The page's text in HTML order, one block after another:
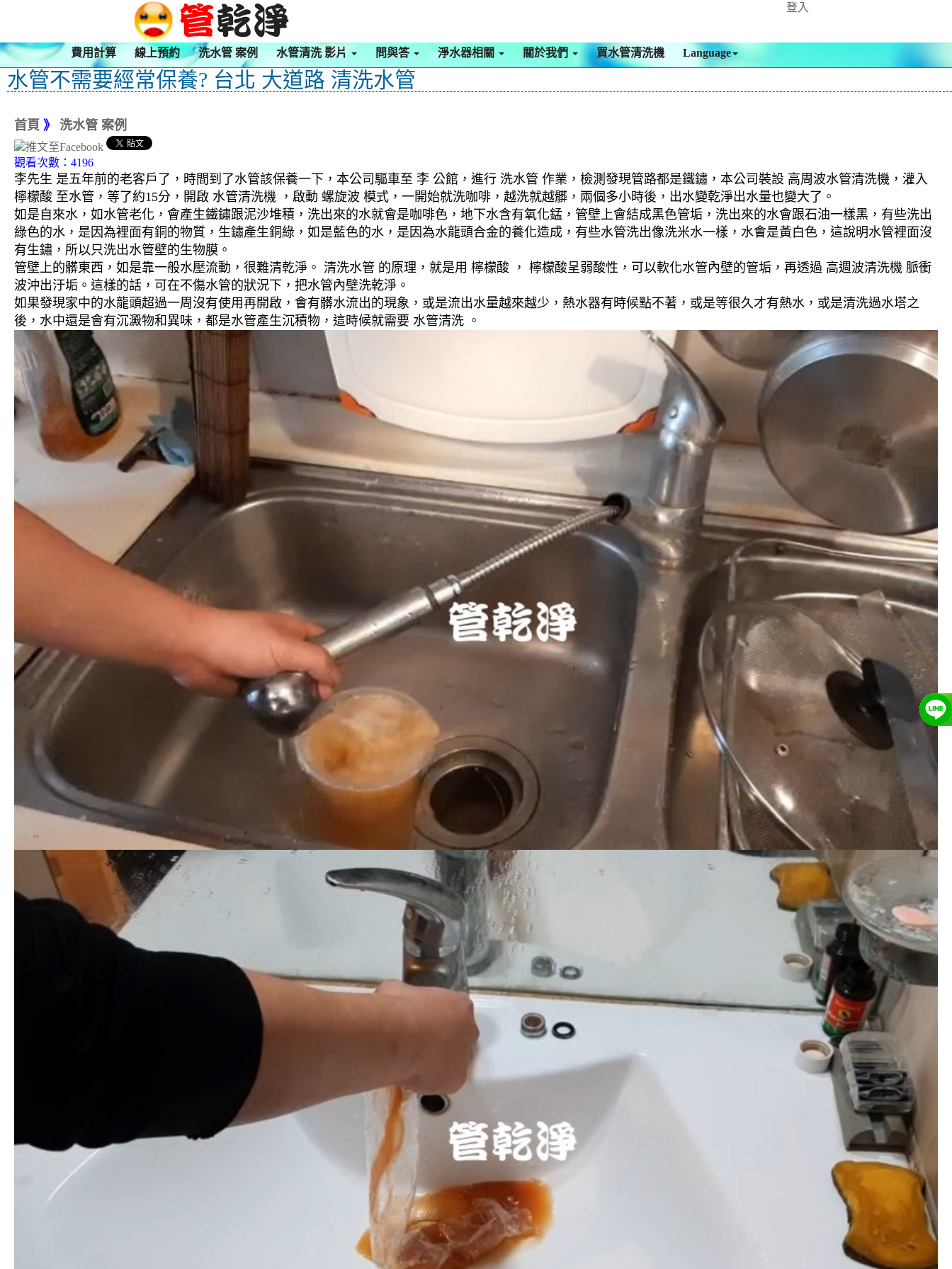
登入
費用計算 線上預約 洗水管 案例 水管清洗 影片 問與答 淨水器相關 關於我們 買水管清洗機 Language
水管不需要經常保養? 台北 大道路 清洗水管
首頁 》 洗水管 案例
觀看次數：4196
李先生 是五年前的老客戶了，時間到了水管該保養一下，本公司驅車至 李 公館，進行 洗水管 作業，檢測發現管路都是鐵鏽，本公司裝設 高周波水管清洗機，灌入
檸檬酸 至水管，等了約15分，開啟 水管清洗機 ，啟動 螺旋波 模式，一開始就洗咖啡，越洗就越髒，兩個多小時後，出水變乾淨出水量也變大了。
如是自來水，如水管老化，會產生鐵鏽跟泥沙堆積，洗出來的水就會是咖啡色，地下水含有氧化錳，管壁上會結成黑色管垢，洗出來的水會跟石油一樣黑，有些洗出
綠色的水，是因為裡面有銅的物質，生鏽產生銅綠，如是藍色的水，是因為水龍頭合金的養化造成，有些水管洗出像洗米水一樣，水會是黃白色，這說明水管裡面沒
有生鏽，所以只洗出水管壁的生物膜。
管壁上的髒東西，如是靠一般水壓流動，很難清乾淨。 清洗水管 的原理，就是用 檸檬酸 ， 檸檬酸呈弱酸性，可以軟化水管內壁的管垢，再透過 高週波清洗機 脈衝
波沖出汙垢。這樣的話，可在不傷水管的狀況下，把水管內壁洗乾淨。
如果發現家中的水龍頭超過一周沒有使用再開啟，會有髒水流出的現象，或是流出水量越來越少，熱水器有時候點不著，或是等很久才有熱水，或是清洗過水塔之
後，水中還是會有沉澱物和異味，都是水管產生沉積物，這時候就需要 水管清洗 。